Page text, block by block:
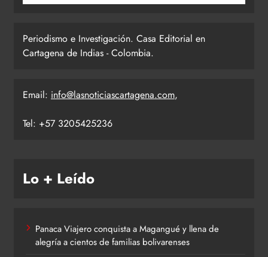
Periodismo e Investigación. Casa Editorial en
Cartagena de Indias - Colombia.
Email: info@lasnoticiascartagena.com,
Tel: +57 3205425236
Lo + Leído
Panaca Viajero conquista a Magangué y llena de
alegría a cientos de familias bolivarenses